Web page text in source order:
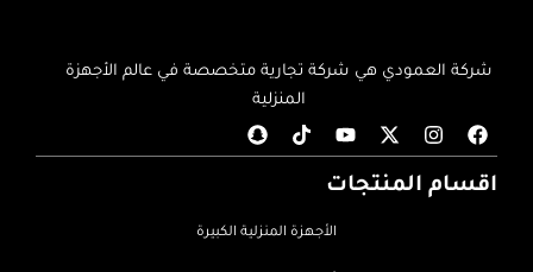
شركة العمودي هي شركة تجارية متخصصة في عالم الأجهزة
المنزلية
اقسام المنتجات
الأجهزة المنزلية الكبيرة